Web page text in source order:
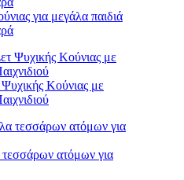
για μεγάλα παιδιά
Κούνιας με
ατόμων για